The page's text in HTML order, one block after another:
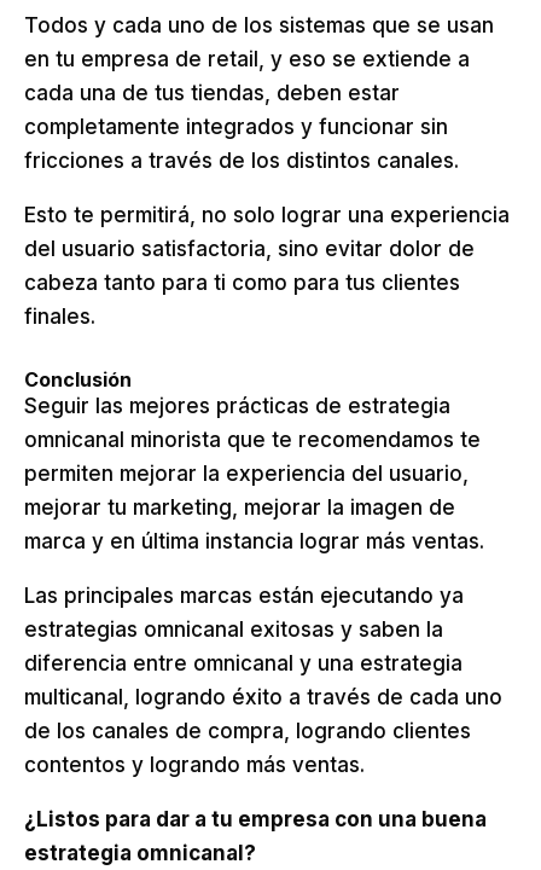
Todos y cada uno de los sistemas que se usan
en tu empresa de retail, y eso se extiende a
cada una de tus tiendas, deben estar
completamente integrados y funcionar sin
fricciones a través de los distintos canales.
Esto te permitirá, no solo lograr una experiencia
del usuario satisfactoria, sino evitar dolor de
cabeza tanto para ti como para tus clientes
finales.
Conclusión
Seguir las mejores prácticas de estrategia
omnicanal minorista que te recomendamos te
permiten mejorar la experiencia del usuario,
mejorar tu marketing, mejorar la imagen de
marca y en última instancia lograr más ventas.
Las principales marcas están ejecutando ya
estrategias omnicanal exitosas y saben la
diferencia entre omnicanal y una estrategia
multicanal, logrando éxito a través de cada uno
de los canales de compra, logrando clientes
contentos y logrando más ventas.
¿Listos para dar a tu empresa con una buena
estrategia omnicanal?